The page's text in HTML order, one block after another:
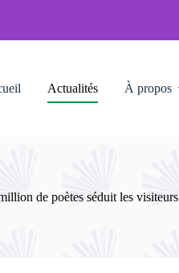
Actualités À propos
de poètes séduit les visiteurs